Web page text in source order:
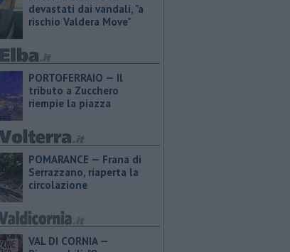
devastati dai vandali, "a
rischio Valdera Move"
PORTOFERRAIO — Il
tributo a Zucchero
riempie la piazza
POMARANCE — Frana di
Serrazzano, riaperta la
circolazione
VAL DI CORNIA —